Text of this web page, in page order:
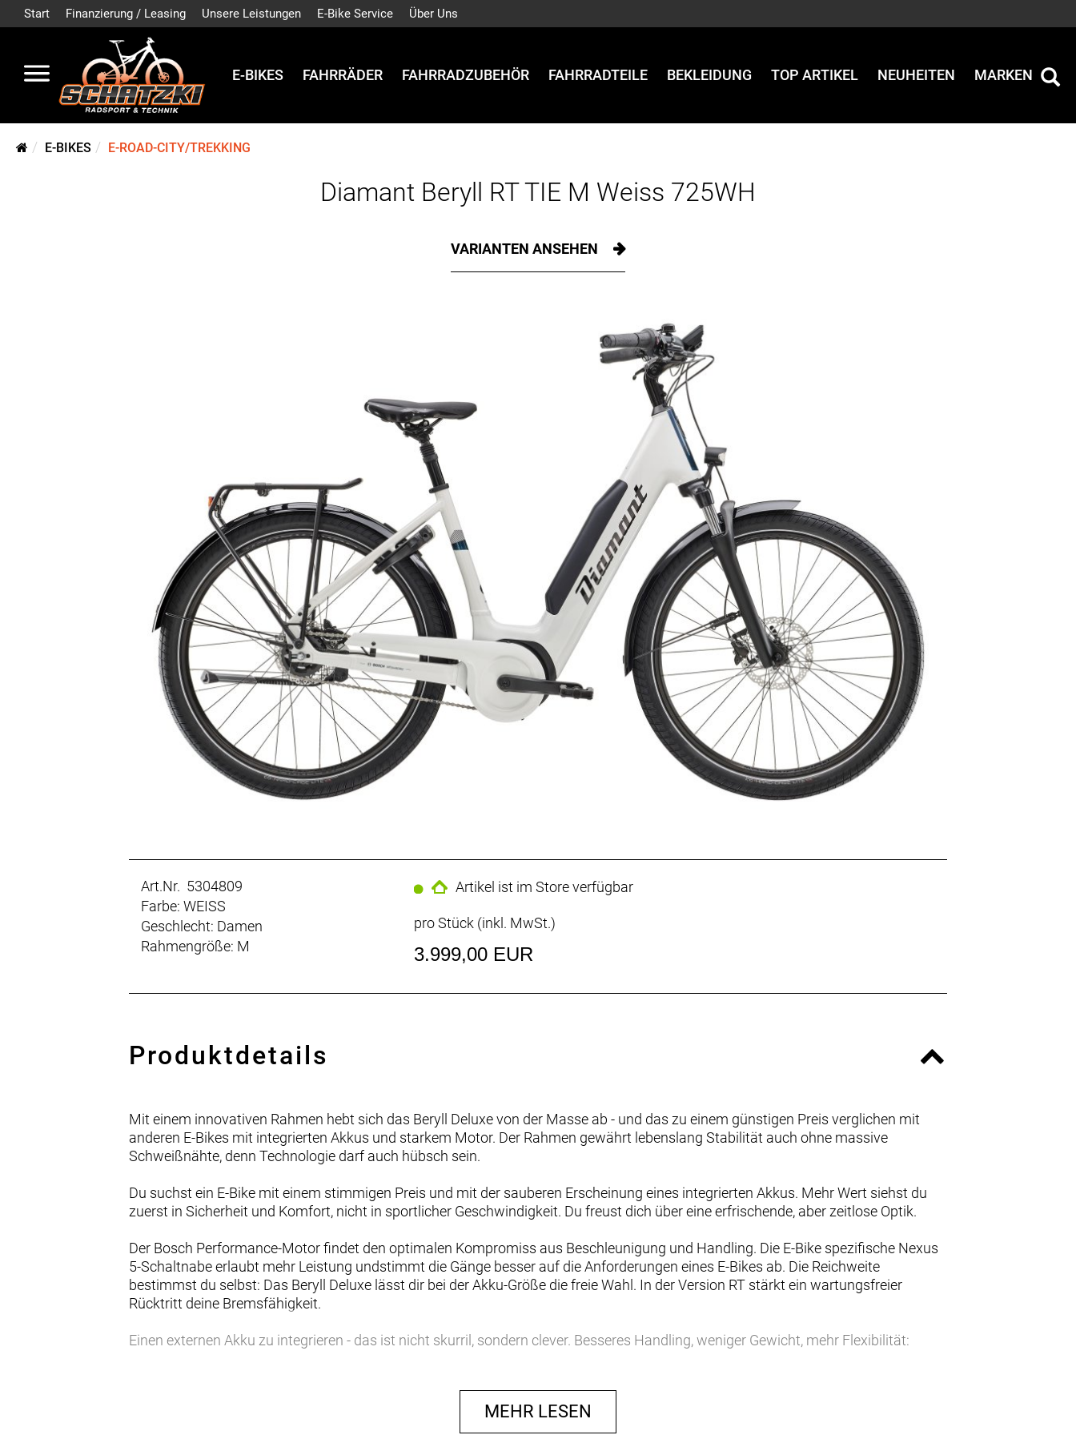
Start Finanzierung / Leasing Unsere Leistungen E-Bike Service Über Uns
E-BIKES FAHRRÄDER FAHRRADZUBEHÖR FAHRRADTEILE BEKLEIDUNG TOP ARTIKEL NEUHEITEN MARKEN
E-BIKES E-ROAD-CITY/TREKKING
Diamant Beryll RT TIE M Weiss 725WH
VARIANTEN ANSEHEN
Art.Nr. 5304809
Farbe: WEISS
Geschlecht: Damen
Rahmengröße: M
Artikel ist im Store verfügbar
pro Stück (inkl. MwSt.)
3.999,00 EUR
Produktdetails
Mit einem innovativen Rahmen hebt sich das Beryll Deluxe von der Masse ab - und das zu einem günstigen Preis verglichen mit
anderen E-Bikes mit integrierten Akkus und starkem Motor. Der Rahmen gewährt lebenslang Stabilität auch ohne massive
Schweißnähte, denn Technologie darf auch hübsch sein.
Du suchst ein E-Bike mit einem stimmigen Preis und mit der sauberen Erscheinung eines integrierten Akkus. Mehr Wert siehst du
zuerst in Sicherheit und Komfort, nicht in sportlicher Geschwindigkeit. Du freust dich über eine erfrischende, aber zeitlose Optik.
Der Bosch Performance-Motor findet den optimalen Kompromiss aus Beschleunigung und Handling. Die E-Bike spezifische Nexus
5-Schaltnabe erlaubt mehr Leistung undstimmt die Gänge besser auf die Anforderungen eines E-Bikes ab. Die Reichweite
bestimmst du selbst: Das Beryll Deluxe lässt dir bei der Akku-Größe die freie Wahl. In der Version RT stärkt ein wartungsfreier
Rücktritt deine Bremsfähigkeit.
Einen externen Akku zu integrieren - das ist nicht skurril, sondern clever. Besseres Handling, weniger Gewicht, mehr Flexibilität:
- Die SR Suntour NVX30 erhöht den Federweg auf komfortable 60mm. Der aufrechten Sitzposition angepasst ist auch die gefederte
MEHR LESEN